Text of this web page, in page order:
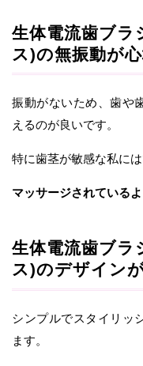
生体電流歯ブ
ス)の無振動が
振動がないため、歯や
えるのが良いです。
特に歯茎が敏感な私には
マッサージされている
生体電流歯ブ
ス)のデザイン
シンプルでスタイリッ
ます。